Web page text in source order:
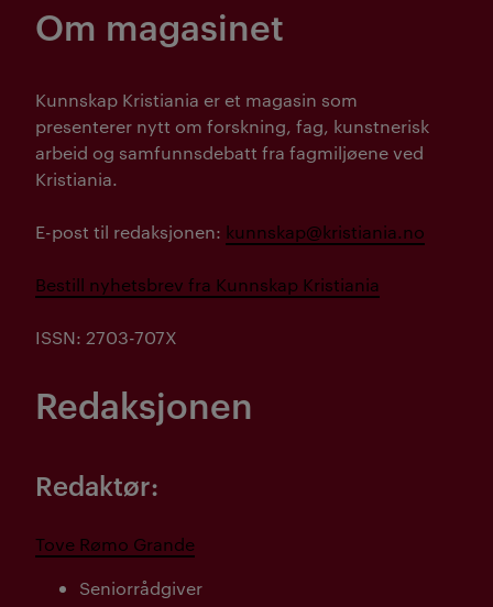
Om magasinet
Kunnskap Kristiania er et magasin som
presenterer nytt om forskning, fag, kunstnerisk
arbeid og samfunnsdebatt fra fagmiljøene ved
Kristiania.
E-post til redaksjonen: kunnskap@kristiania.no
Bestill nyhetsbrev fra Kunnskap Kristiania
ISSN: 2703-707X
Redaksjonen
Redaktør:
Tove Rømo Grande
Seniorrådgiver